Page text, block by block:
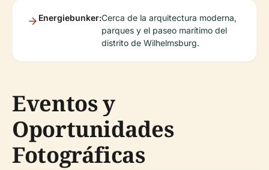
Energiebunker:Cerca de la arquitectura moderna,
parques y el paseo marítimo del
distrito de Wilhelmsburg.
Eventos y
Oportunidades
Fotográficas